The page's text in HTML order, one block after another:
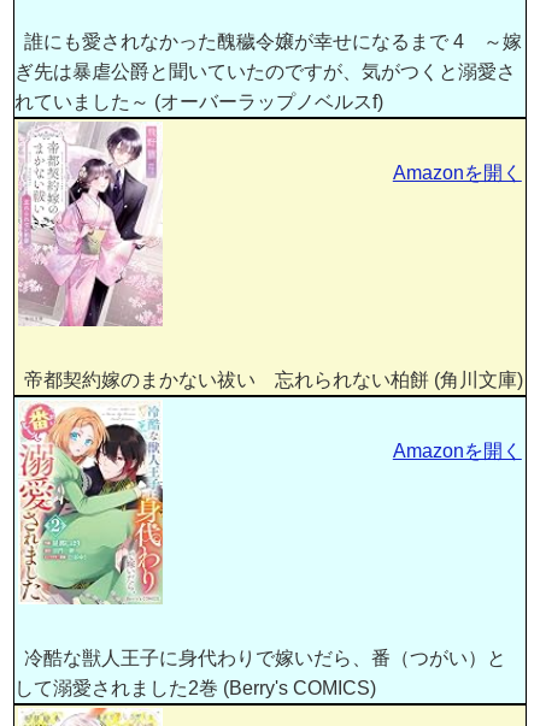
誰にも愛されなかった醜穢令嬢が幸せになるまで 4 ～嫁
ぎ先は暴虐公爵と聞いていたのですが、気がつくと溺愛さ
れていました～ (オーバーラップノベルスf)
帝都契約嫁のまかない祓い 忘れられない柏餅 (角川文庫)
Amazonを開く
冷酷な獣人王子に身代わりで嫁いだら、番（つがい）と
して溺愛されました2巻 (Berry's COMICS)
Amazonを開く